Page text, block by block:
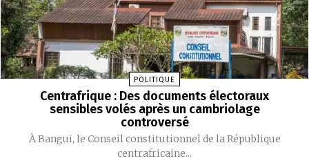
POLITIQUE
Centrafrique : Des documents électoraux
sensibles volés après un cambriolage
controversé
À Bangui, le Conseil constitutionnel de la République
centrafricaine...